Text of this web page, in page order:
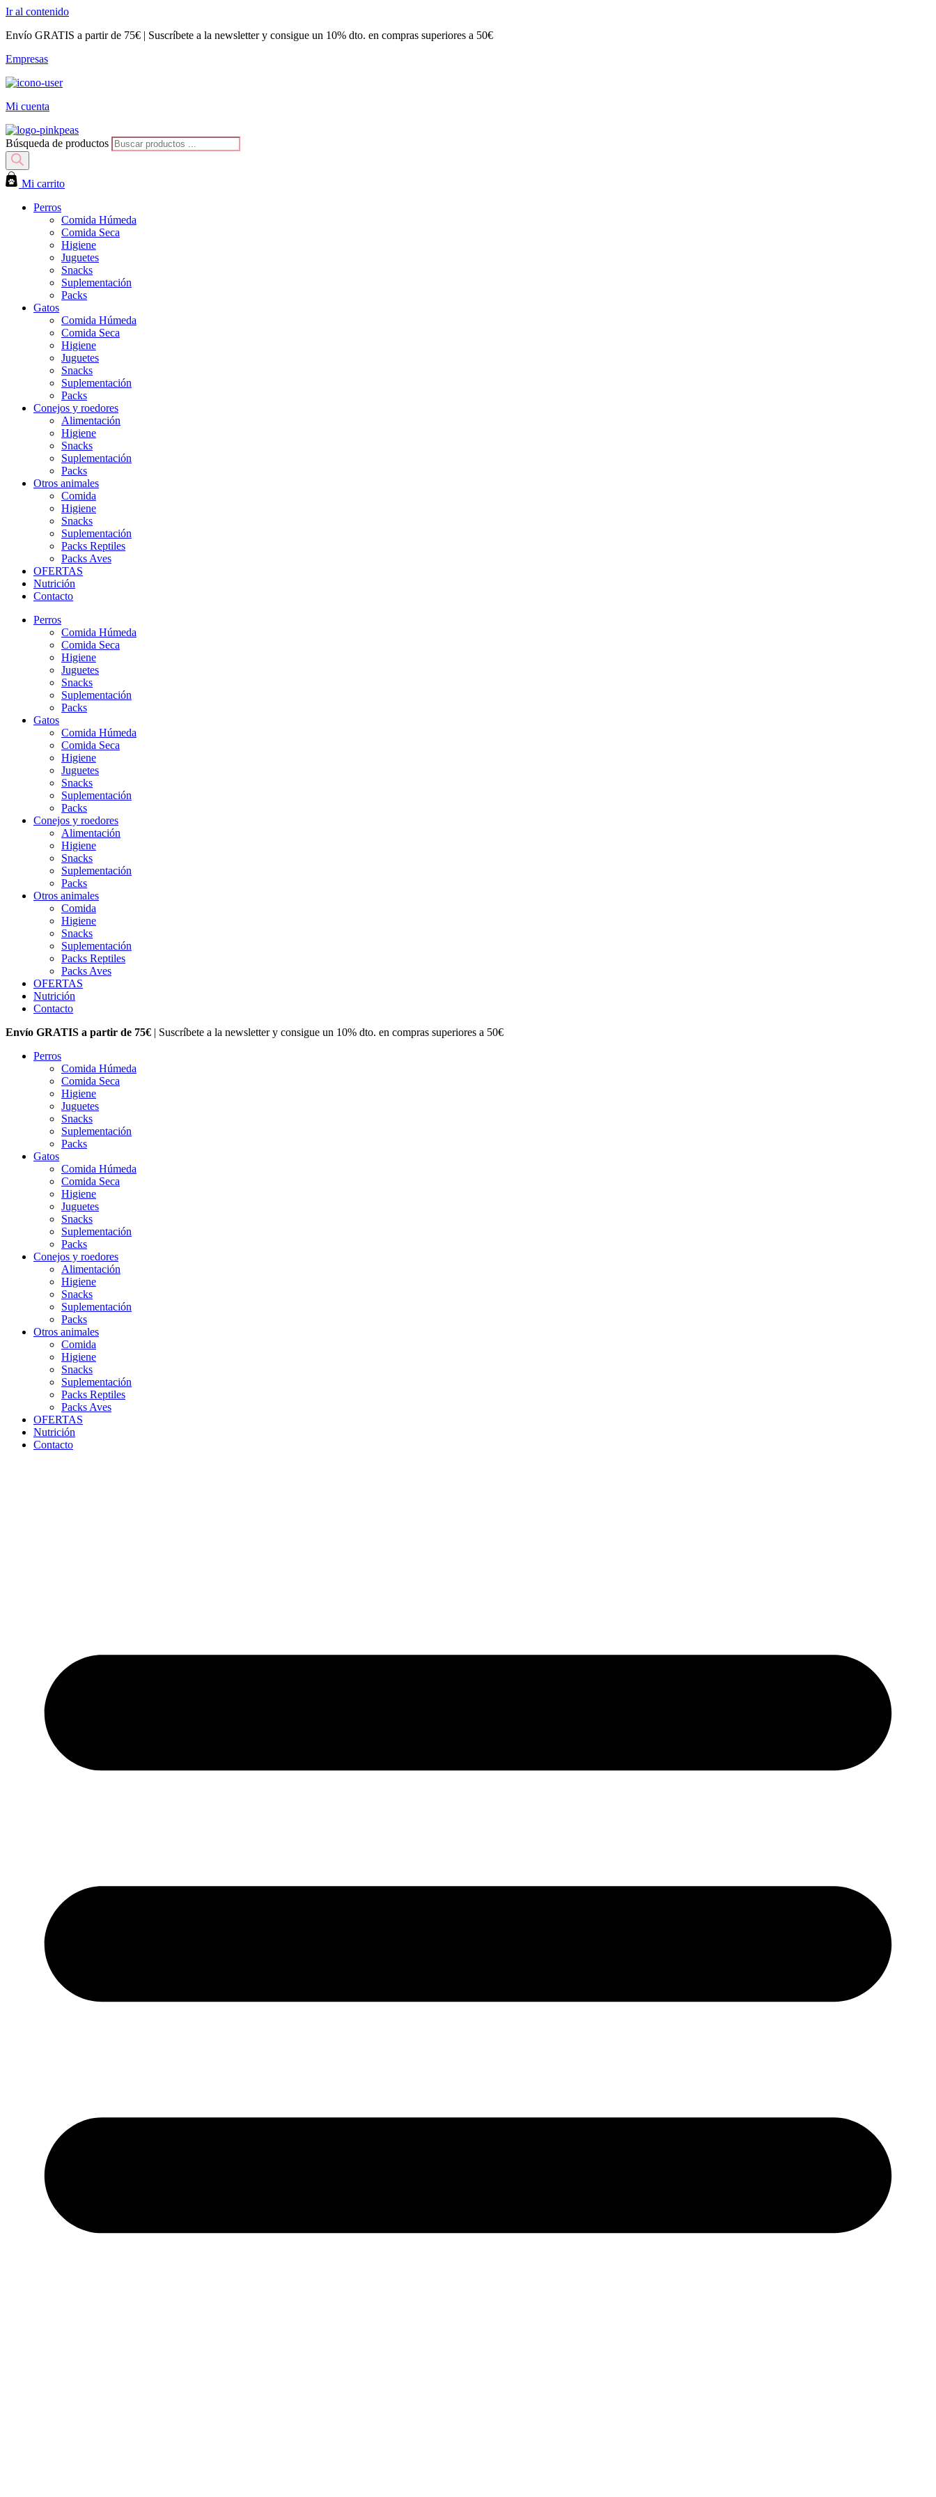
Ir al contenido
Envío GRATIS a partir de 75€ | Suscríbete a la newsletter y consigue un 10% dto. en compras superiores a 50€
Empresas
Mi cuenta
Búsqueda de productos
Mi carrito
Perros
Comida Húmeda
Comida Seca
Higiene
Juguetes
Snacks
Suplementación
Packs
Gatos
Comida Húmeda
Comida Seca
Higiene
Juguetes
Snacks
Suplementación
Packs
Conejos y roedores
Alimentación
Higiene
Snacks
Suplementación
Packs
Otros animales
Comida
Higiene
Snacks
Suplementación
Packs Reptiles
Packs Aves
OFERTAS
Nutrición
Contacto
Perros
Comida Húmeda
Comida Seca
Higiene
Juguetes
Snacks
Suplementación
Packs
Gatos
Comida Húmeda
Comida Seca
Higiene
Juguetes
Snacks
Suplementación
Packs
Conejos y roedores
Alimentación
Higiene
Snacks
Suplementación
Packs
Otros animales
Comida
Higiene
Snacks
Suplementación
Packs Reptiles
Packs Aves
OFERTAS
Nutrición
Contacto
Envío GRATIS a partir de 75€ | Suscríbete a la newsletter y consigue un 10% dto. en compras superiores a 50€
Perros
Comida Húmeda
Comida Seca
Higiene
Juguetes
Snacks
Suplementación
Packs
Gatos
Comida Húmeda
Comida Seca
Higiene
Juguetes
Snacks
Suplementación
Packs
Conejos y roedores
Alimentación
Higiene
Snacks
Suplementación
Packs
Otros animales
Comida
Higiene
Snacks
Suplementación
Packs Reptiles
Packs Aves
OFERTAS
Nutrición
Contacto